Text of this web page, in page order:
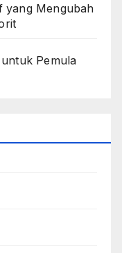
yang Mengubah
Pemula